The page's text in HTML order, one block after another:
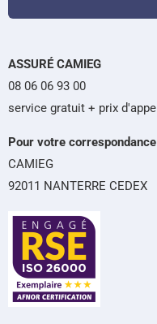
ASSURÉ CAMIEG
08 06 06 93 00
service gratuit + prix d'appel
Pour votre correspondance
CAMIEG
92011 NANTERRE CEDEX